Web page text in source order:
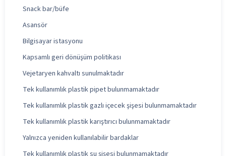
Snack bar/büfe
Asansör
Bilgisayar istasyonu
Kapsamlı geri dönüşüm politikası
Vejetaryen kahvaltı sunulmaktadır
Tek kullanımlık plastik pipet bulunmamaktadır
Tek kullanımlık plastik gazlı içecek şişesi bulunmamaktadır
Tek kullanımlık plastik karıştırıcı bulunmamaktadır
Yalnızca yeniden kullanılabilir bardaklar
Tek kullanımlık plastik su şişesi bulunmamaktadır